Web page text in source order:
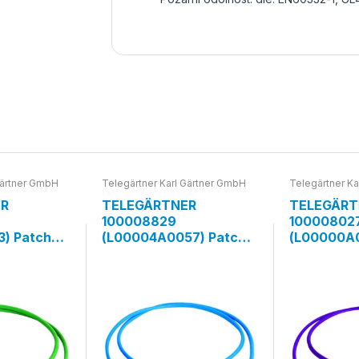
GmbH
Patch
Telegärtner Karl Gärtner GmbH
TELEGÄRTNER
100008829
(L00004A0057) Patch
Telegärtner